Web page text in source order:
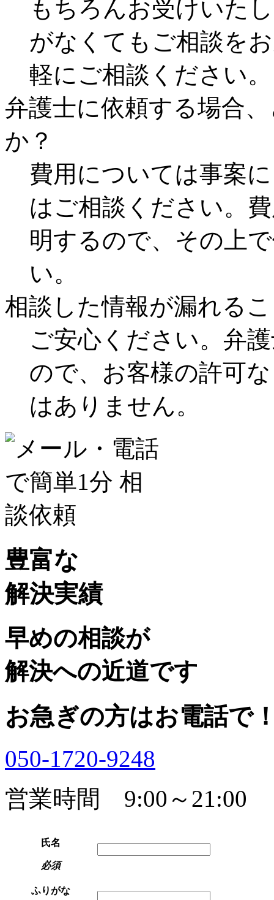
もちろんお受けいた
がなくてもご相談を
軽にご相談ください。
弁護士に依頼する場合
か？
費用については事案
はご相談ください。
明するので、その上
い。
相談した情報が漏れる
ご安心ください。弁
ので、お客様の許可
はありません。
豊富な
解決実績
早めの相談が
解決への近道です
お急ぎの方はお電話で
050-1720-9248
営業時間 9:00～21:00
氏名
必須
ふりがな